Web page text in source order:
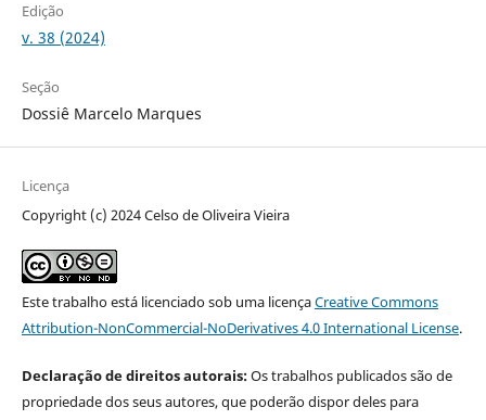
Edição
v. 38 (2024)
Seção
Dossiê Marcelo Marques
Licença
Copyright (c) 2024 Celso de Oliveira Vieira
Este trabalho está licenciado sob uma licençaCreative Commons
Attribution-NonCommercial-NoDerivatives 4.0 International License.
Declaração de direitos autorais:Os trabalhos publicados são de
propriedade dos seus autores, que poderão dispor deles para